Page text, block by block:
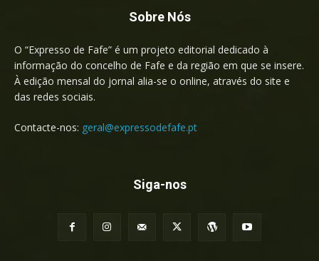
Sobre Nós
O “Expresso de Fafe” é um projeto editorial dedicado à
informação do concelho de Fafe e da região em que se insere.
À edição mensal do jornal alia-se o online, através do site e
das redes sociais.
Contacte-nos: geral@expressodefafe.pt
Siga-nos